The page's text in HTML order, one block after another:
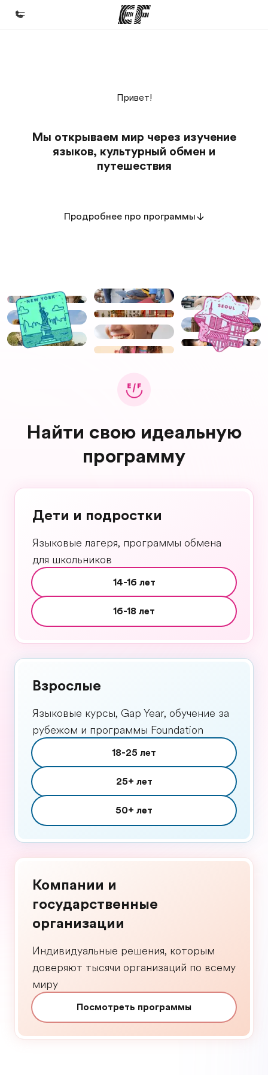
Офисы
Привет!
Мы открываем мир через изучение
языков, культурный обмен и
путешествия
Продробнее про программы
Найти свою идеальную
программу
Дети и подростки
Языковые лагеря, программы обмена
для школьников
14-16 лет
16-18 лет
Взрослые
Языковые курсы, Gap Year, обучение за
рубежом и программы Foundation
18-25 лет
25+ лет
50+ лет
Компании и
государственные
организации
Индивидуальные решения, которым
доверяют тысячи организаций по всему
миру
Посмотреть программы